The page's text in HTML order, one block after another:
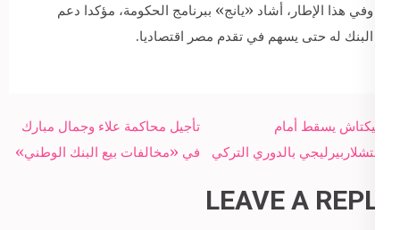
وفي هذا الإطار، أشاد «يانج» ببرنامج الحكومة، مؤكدا دعم
البنك له حتى يسهم في تقدم مصر اقتصاديا.
Post
navigation
تأجيل محاكمة علاء وجمال مبارك
في «مخالفات بيع البنك الوطني»
بشيكتاش يسقط أمام
جينتشلاربيرليجي بالدوري التركي
LEAVE A REPLY